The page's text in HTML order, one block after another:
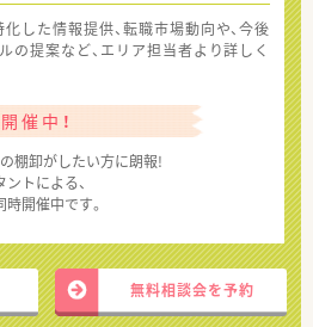
した情報提供、転職市場動向や、今後
の提案など、エリア担当者より詳しく
催中！
棚卸がしたい方に朗報!
トによる、
開催中です。
無料相談会を予約